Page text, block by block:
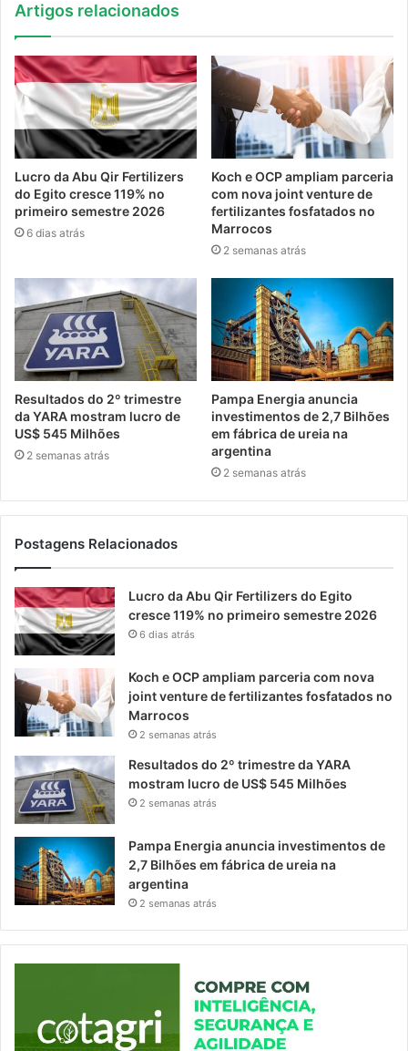
Artigos relacionados
Lucro da Abu Qir Fertilizers
do Egito cresce 119% no
primeiro semestre 2026
6 dias atrás
Koch e OCP ampliam parceria
com nova joint venture de
fertilizantes fosfatados no
Marrocos
2 semanas atrás
Resultados do 2º trimestre
da YARA mostram lucro de
US$ 545 Milhões
2 semanas atrás
Pampa Energia anuncia
investimentos de 2,7 Bilhões
em fábrica de ureia na
argentina
2 semanas atrás
Postagens Relacionados
Lucro da Abu Qir Fertilizers do Egito
cresce 119% no primeiro semestre 2026
6 dias atrás
Koch e OCP ampliam parceria com nova
joint venture de fertilizantes fosfatados no
Marrocos
2 semanas atrás
Resultados do 2º trimestre da YARA
mostram lucro de US$ 545 Milhões
2 semanas atrás
Pampa Energia anuncia investimentos de
2,7 Bilhões em fábrica de ureia na
argentina
2 semanas atrás